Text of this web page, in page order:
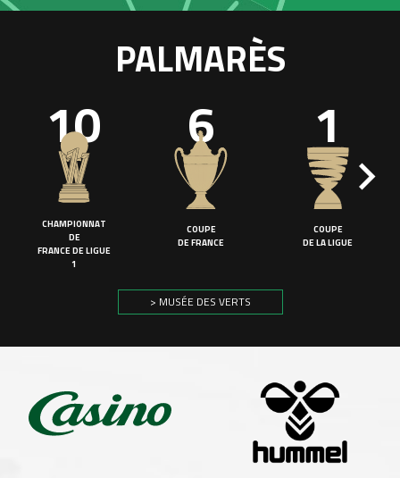
PALMARÈS
10
CHAMPIONNAT
DE
FRANCE DE LIGUE
1
6
COUPE
DE FRANCE
1
COUPE
DE LA LIGUE
> MUSÉE DES VERTS